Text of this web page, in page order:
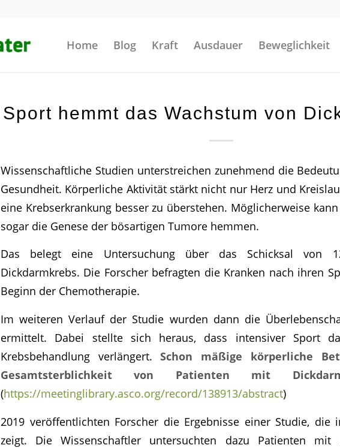
Home Blog Kraft Ausdauer Beweglichkeit
Sport hemmt das Wachstum von
Wissenschaftliche Studien unterstreichen zunehmend die
Gesundheit. Körperliche Aktivität stärkt nicht nur Herz und
eine Krebserkrankung besser zu überstehen. Möglicherweise
sogar die Genese der bösartigen Tumore hemmen.
Das belegt eine Untersuchung über das Schicksal von
Dickdarmkrebs. Die Forscher befragten die Kranken nach ihren
Beginn der Chemotherapie.
Im weiteren Verlauf der Studie wurden dann die
ermittelt. Dabei stellte sich heraus, dass intensiver Sport
Krebsbehandlung verlängert.Schon mäßige körperliche
Gesamtsterblichkeit von Patienten mit
(https://meetinglibrary.asco.org/record/138913/abstract)
2019 veröffentlichten Forscher die Ergebnisse einer Studie, die
zeigt. Die Wissenschaftler untersuchten dazu Patienten mit